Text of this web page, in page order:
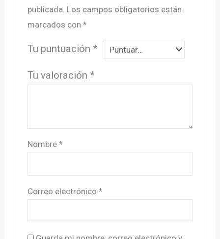
publicada. Los campos obligatorios están
marcados con *
Tu puntuación *
Tu valoración *
Nombre *
Correo electrónico *